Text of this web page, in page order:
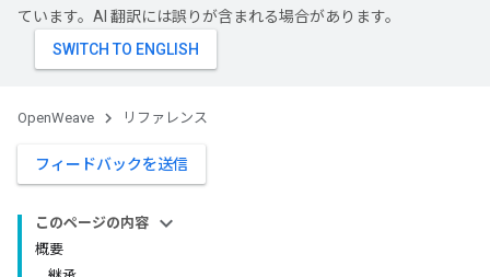
ています。AI 翻訳には誤りが含まれる場合があります。
OpenWeave リファレンス
フィードバックを送信
このページの内容
概要